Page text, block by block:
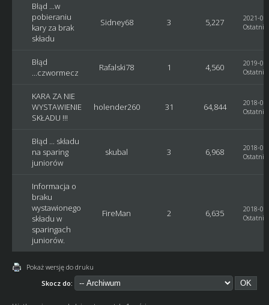
Błąd ...w
pobieraniu
kary za brak
składu
Sidney68 3 5,227
2021-
Ostatni
Błąd
...czwormecz
Rafalski78 1 4,560
2019-
Ostatni
KARA ZA NIE
WYSTAWIENIE
SKŁADU !!!
holender260 31 64,844
2018-
Ostatni
Błąd ... składu
na sparing
juniorów
skubal 3 6,968
2018-
Ostatni
Informacja o
braku
wystawionego
składu w
sparingach
juniorów.
FireMan 2 6,635
2018-
Ostatni
Pokaż wersję do druku
Skocz do: